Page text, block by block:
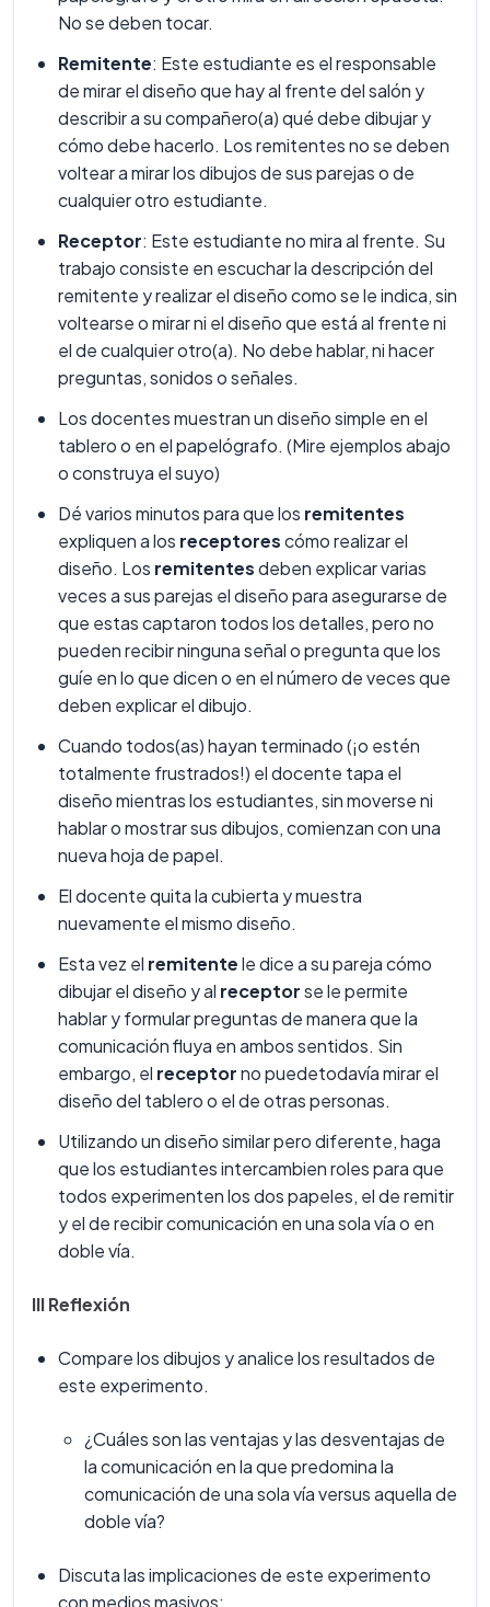
No se deben tocar.
Remitente: Este estudiante es el responsable
de mirar el diseño que hay al frente del salón y
describir a su compañero(a) qué debe dibujar y
cómo debe hacerlo. Los remitentes no se deben
voltear a mirar los dibujos de sus parejas o de
cualquier otro estudiante.
Receptor: Este estudiante no mira al frente. Su
trabajo consiste en escuchar la descripción del
remitente y realizar el diseño como se le indica, sin
voltearse o mirar ni el diseño que está al frente ni
el de cualquier otro(a). No debe hablar, ni hacer
preguntas, sonidos o señales.
Los docentes muestran un diseño simple en el
tablero o en el papelógrafo. (Mire ejemplos abajo
o construya el suyo)
Dé varios minutos para que los remitentes
expliquen a los receptorescómo realizar el
diseño. Los remitentesdeben explicar varias
veces a sus parejas el diseño para asegurarse de
que estas captaron todos los detalles, pero no
pueden recibir ninguna señal o pregunta que los
guíe en lo que dicen o en el número de veces que
deben explicar el dibujo.
Cuando todos(as) hayan terminado (¡o estén
totalmente frustrados!) el docente tapa el
diseño mientras los estudiantes, sin moverse ni
hablar o mostrar sus dibujos, comienzan con una
nueva hoja de papel.
El docente quita la cubierta y muestra
nuevamente el mismo diseño.
Esta vez el remitentele dice a su pareja cómo
dibujar el diseño y al receptorse le permite
hablar y formular preguntas de manera que la
comunicación fluya en ambos sentidos. Sin
embargo, el receptorno puedetodavía mirar el
diseño del tablero o el de otras personas.
Utilizando un diseño similar pero diferente, haga
que los estudiantes intercambien roles para que
todos experimenten los dos papeles, el de remitir
y el de recibir comunicación en una sola vía o en
doble vía.
III Reflexión
Compare los dibujos y analice los resultados de
este experimento.
¿Cuáles son las ventajas y las desventajas de
la comunicación en la que predomina la
comunicación de una sola vía versus aquella de
doble vía?
Discuta las implicaciones de este experimento
con medios masivos: